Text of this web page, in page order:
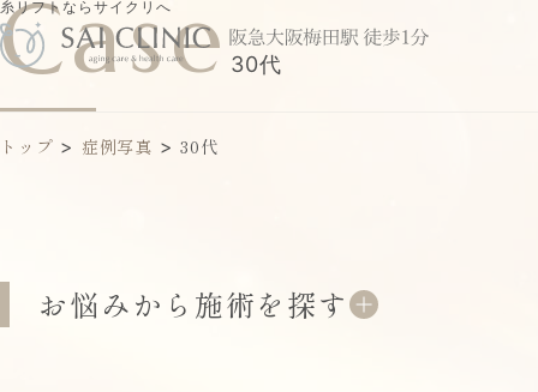
糸リフトならサイクリへ
Case30代
トップ > 症例写真 >30代
お悩みから施術を探す